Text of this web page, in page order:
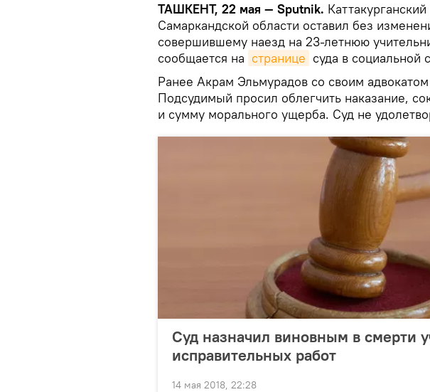
ТАШКЕНТ, 22 мая — Sputnik.
Самаркандской области оставил без
совершившему наезд на 23-летнюю
сообщается на странице суда в социальной
Ранее Акрам Эльмурадов со своим
Подсудимый просил облегчить наказание,
и сумму морального ущерба. Суд не
Суд назначил виновным в смерти
исправительных работ
14 мая 2018, 22:28